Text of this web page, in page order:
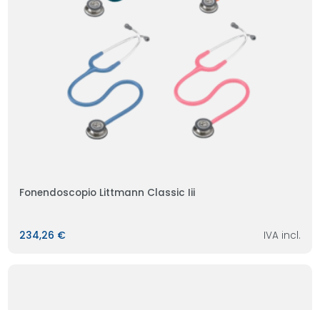
Fonendoscopio Littmann Classic Iii
234,26 € IVA incl.